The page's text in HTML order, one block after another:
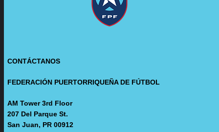
CONTÁCTANOS
FEDERACIÓN PUERTORRIQUEÑA DE FÚTBOL
AM Tower 3rd Floor
207 Del Parque St.
San Juan, PR 00912